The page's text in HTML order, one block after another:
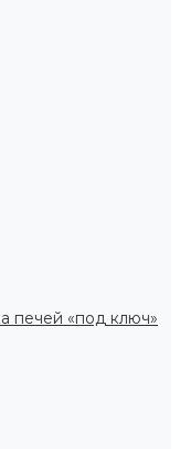
печей «под ключ»